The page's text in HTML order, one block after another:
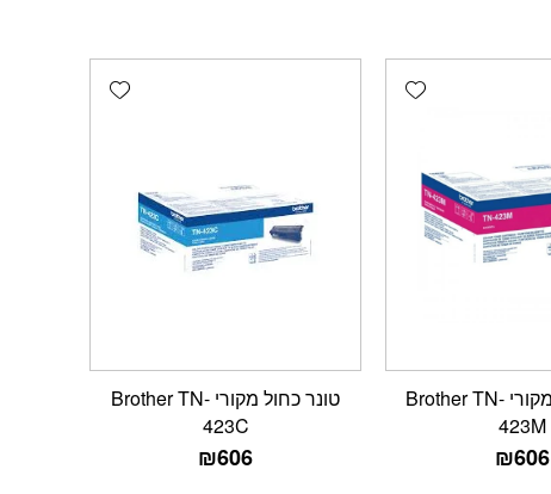
Add wishlist
טונר אדום מקורי Brother TN-
423M
₪606
Add wishlist
טונר כחול מקורי Brother TN-
423C
₪606